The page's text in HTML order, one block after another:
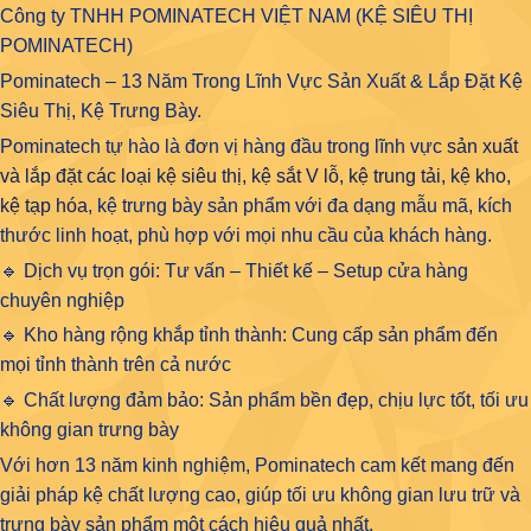
Công ty TNHH POMINATECH VIỆT NAM (KỆ SIÊU THỊ
POMINATECH)
Pominatech – 13 Năm Trong Lĩnh Vực Sản Xuất & Lắp Đặt Kệ
Siêu Thị, Kệ Trưng Bày.
Pominatech tự hào là đơn vị hàng đầu trong lĩnh vực sản xuất
và lắp đặt các loại kệ siêu thị, kệ sắt V lỗ, kệ trung tải, kệ kho,
kệ tạp hóa, kệ trưng bày sản phẩm với đa dạng mẫu mã, kích
thước linh hoạt, phù hợp với mọi nhu cầu của khách hàng.
🔹 Dịch vụ trọn gói: Tư vấn – Thiết kế – Setup cửa hàng
chuyên nghiệp
🔹 Kho hàng rộng khắp tỉnh thành: Cung cấp sản phẩm đến
mọi tỉnh thành trên cả nước
🔹 Chất lượng đảm bảo: Sản phẩm bền đẹp, chịu lực tốt, tối ưu
không gian trưng bày
Với hơn 13 năm kinh nghiệm, Pominatech cam kết mang đến
giải pháp kệ chất lượng cao, giúp tối ưu không gian lưu trữ và
trưng bày sản phẩm một cách hiệu quả nhất.